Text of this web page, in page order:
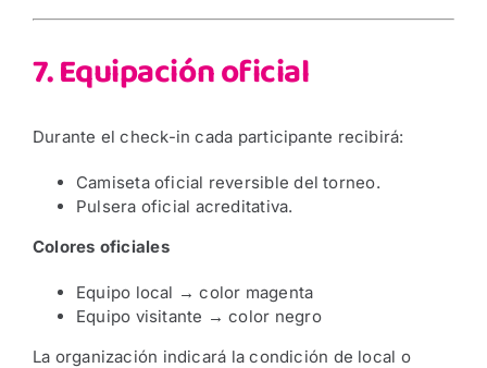
7. Equipación oficial
Durante el check-in cada participante recibirá:
Camiseta oficial reversible del torneo.
Pulsera oficial acreditativa.
Colores oficiales
Equipo local → color magenta
Equipo visitante → color negro
La organización indicará la condición de local o